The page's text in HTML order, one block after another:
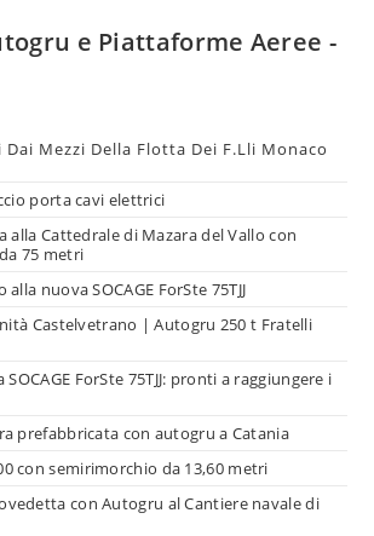
e Piattaforme Aeree -
Dai Mezzi Della Flotta Dei F.lli Monaco
porta cavi elettrici
Cattedrale di Mazara del Vallo con
75 metri
nuova SOCAGE ForSte 75TJJ
Castelvetrano | Autogru 250 t Fratelli
ForSte 75TJJ: pronti a raggiungere i
prefabbricata con autogru a Catania
con semirimorchio da 13,60 metri
con Autogru al Cantiere navale di